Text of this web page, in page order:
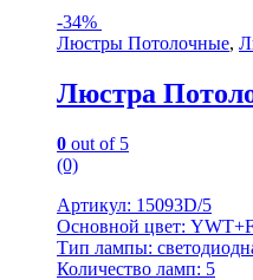
-34%
Люстры Потолочные,
Люстра
0 out of 5
(0)
Артикул: 15093D/5
Основной цвет:
Тип лампы:
Количество ламп: 5